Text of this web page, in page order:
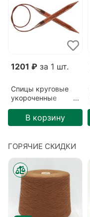
1201 ₽ за 1 шт.
Спицы круговые
укороченные
5,5мм/40см
В корзину
ГОРЯЧИЕ СКИДКИ